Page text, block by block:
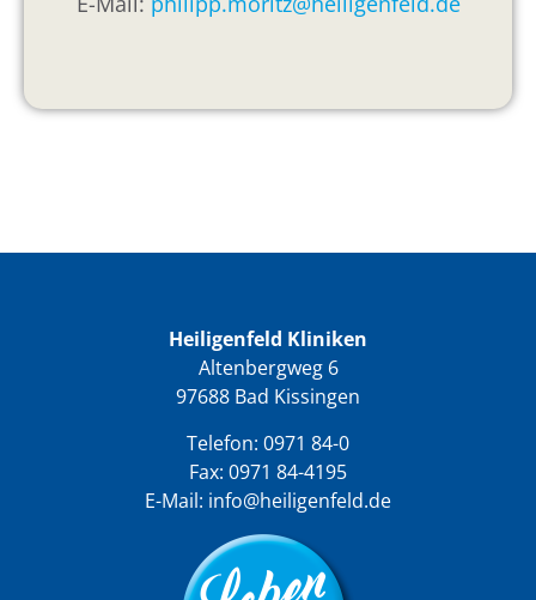
Heiligenfeld Kliniken
Altenbergweg 6
97688 Bad Kissingen
Telefon: 0971 84-0
Fax: 0971 84-4195
E-Mail: info@heiligenfeld.de